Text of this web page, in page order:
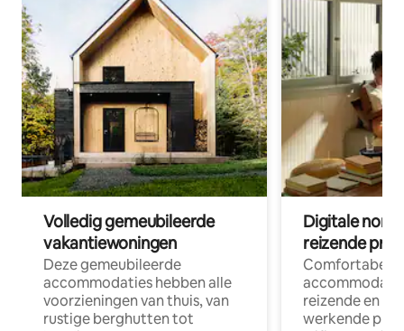
Volledig gemeubileerde
vakantiewoningen
Deze gemeubileerde
accommodaties hebben alle
voorzieningen van thuis, van
rustige berghutten tot
Digitale
reizende
Comfortabele
reizende en
werkende